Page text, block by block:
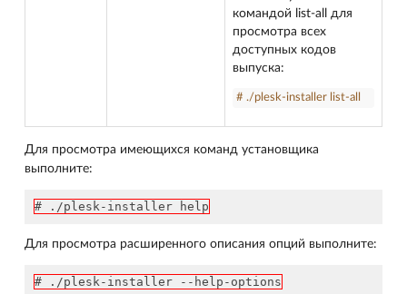
командой list-all для
просмотра всех
доступных кодов
выпуска:
# ./plesk-installer list-all
Для просмотра имеющихся команд установщика
выполните:
# ./plesk-installer help
Для просмотра расширенного описания опций выполните:
# ./plesk-installer --help-options